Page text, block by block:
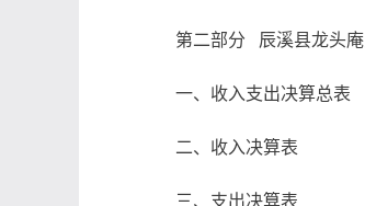
第二部分 辰溪县龙头庵
一、收入支出决算总表
二、收入决算表
三、支出决算表